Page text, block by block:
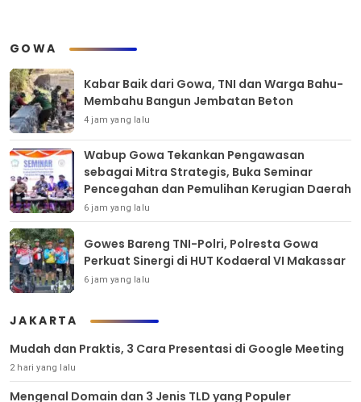
GOWA
Kabar Baik dari Gowa, TNI dan Warga Bahu-
Membahu Bangun Jembatan Beton
4 jam yang lalu
Wabup Gowa Tekankan Pengawasan
sebagai Mitra Strategis, Buka Seminar
Pencegahan dan Pemulihan Kerugian Daerah
6 jam yang lalu
Gowes Bareng TNI-Polri, Polresta Gowa
Perkuat Sinergi di HUT Kodaeral VI Makassar
6 jam yang lalu
JAKARTA
Mudah dan Praktis, 3 Cara Presentasi di Google Meeting
2 hari yang lalu
Mengenal Domain dan 3 Jenis TLD yang Populer